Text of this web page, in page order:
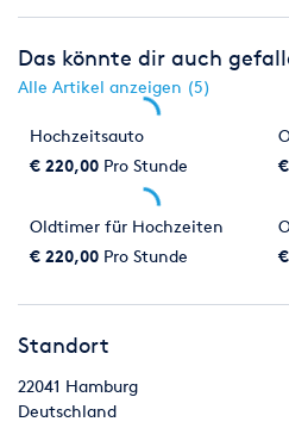
Das könnte dir auch
Alle Artikel anzeigen (5)
Hochzeitsauto
€ 220,00 Pro Stunde
Oldtimer für Hochzeiten
€ 220,00 Pro Stunde
Standort
22041 Hamburg
Deutschland